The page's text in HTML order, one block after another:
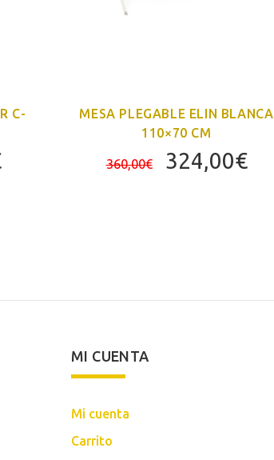
C-
El
MESA PLEGABLE ELIN BLANCA
110×70 CM
360,00€
El
324,00€El
MI CUENTA
Mi cuenta
Carrito